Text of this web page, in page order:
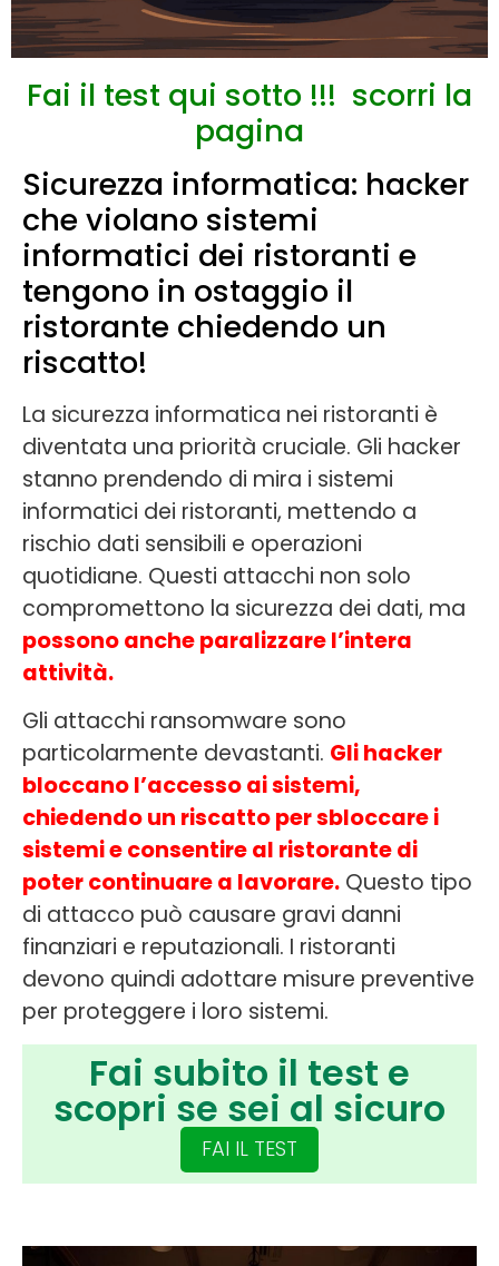
Fai il test qui sotto !!! scorri la
pagina
Sicurezza informatica: hacker
che violano sistemi
informatici dei ristoranti e
tengono in ostaggio il
ristorante chiedendo un
riscatto!
La sicurezza informatica nei ristoranti è
diventata una priorità cruciale. Gli hacker
stanno prendendo di mira i sistemi
informatici dei ristoranti, mettendo a
rischio dati sensibili e operazioni
quotidiane. Questi attacchi non solo
compromettono la sicurezza dei dati, ma
possono anche paralizzare l’intera
attività.
Gli attacchi ransomware sono
particolarmente devastanti. Gli hacker
bloccano l’accesso ai sistemi,
chiedendo un riscatto per sbloccare i
sistemi e consentire al ristorante di
poter continuare a lavorare. Questo tipo
di attacco può causare gravi danni
finanziari e reputazionali. I ristoranti
devono quindi adottare misure preventive
per proteggere i loro sistemi.
Fai subito il test e
scopri se sei al sicuro
FAI IL TEST